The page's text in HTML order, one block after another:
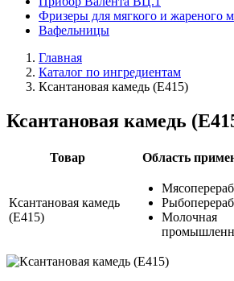
Фризеры для мягкого и жареного
Вафельницы
Главная
Каталог по ингредиентам
Ксантановая камедь (Е415)
Ксантановая камедь
Товар Область
Ксантановая камедь
(Е415)
Молочная